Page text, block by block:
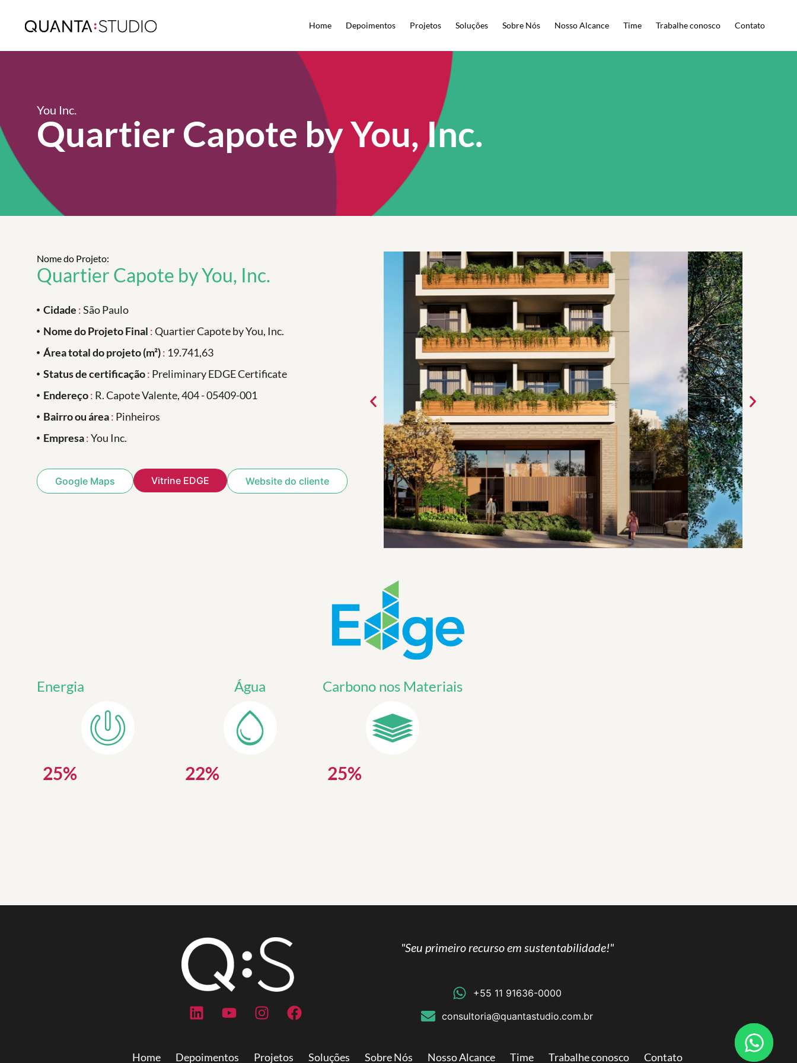
Home Depoimentos Projetos Soluções Sobre Nós Nosso Alcance Time Trabalhe conosco Contato
You Inc.
Quartier Capote by You, Inc.
Nome do Projeto:
Quartier Capote by You, Inc.
Cidade :São Paulo
Nome do Projeto Final :Quartier Capote by You, Inc.
Área total do projeto (m²): 19.741,63
Status de certificação: Preliminary EDGE Certificate
Endereço: R. Capote Valente, 404 - 05409-001
Bairro ou área: Pinheiros
Empresa:You Inc.
Google Maps Vitrine EDGE Website do cliente
Energia
25%
Água
22%
Carbono nos Materiais
25%
"Seu primeiro recurso em sustentabilidade!"
+55 11 91636-0000
consultoria@quantastudio.com.br
Home Depoimentos Projetos Soluções Sobre Nós Nosso Alcance Time Trabalhe conosco Contato